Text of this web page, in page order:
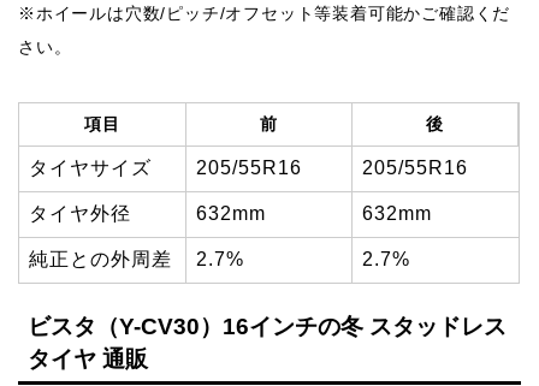
※ホイールは穴数/ピッチ/オフセット等装着可能かご確認くだ
さい。
項目 前 後
タイヤサイズ 205/55R16 205/55R16
タイヤ外径 632mm 632mm
純正との外周差 2.7% 2.7%
ビスタ（Y-CV30）16インチの冬 スタッドレス
タイヤ 通販